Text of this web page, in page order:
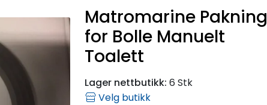
Matromarine Pakning
for Bolle Manuelt
Toalett
Lager nettbutikk: 6 Stk
Velg butikk